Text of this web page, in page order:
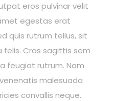
eros pulvinar velit
egestas erat
quis rutrum tellus, sit
felis. Cras sagittis sem
feugiat rutrum. Nam
malesuada
convallis neque.